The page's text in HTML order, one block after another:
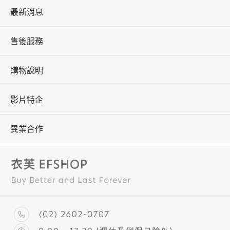
最新消息
售後服務
購物說明
影片特企
異業合作